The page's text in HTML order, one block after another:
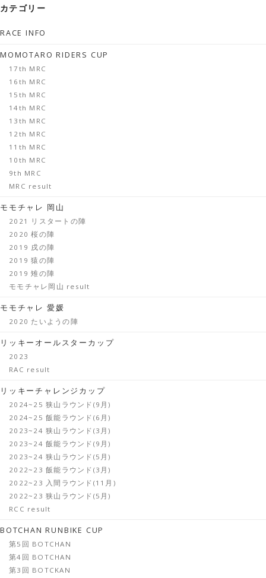
カテゴリー
RACE INFO
MOMOTARO RIDERS CUP
17th MRC
16th MRC
15th MRC
14th MRC
13th MRC
12th MRC
11th MRC
10th MRC
9th MRC
MRC result
モモチャレ 岡山
2021 リスタートの陣
2020 桜の陣
2019 戌の陣
2019 猿の陣
2019 雉の陣
モモチャレ岡山 result
モモチャレ 愛媛
2020 たいようの陣
リッキーオールスターカップ
2023
RAC result
リッキーチャレンジカップ
2024~25 狭山ラウンド(9月)
2024~25 飯能ラウンド(6月)
2023~24 狭山ラウンド(3月)
2023~24 飯能ラウンド(9月)
2023~24 狭山ラウンド(5月)
2022~23 飯能ラウンド(3月)
2022~23 入間ラウンド(11月)
2022~23 狭山ラウンド(5月)
RCC result
BOTCHAN RUNBIKE CUP
第5回 BOTCHAN
第4回 BOTCHAN
第3回 BOTCKAN